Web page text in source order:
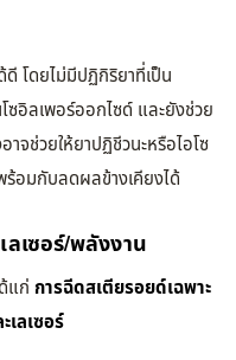
โดยไม่มีปฏิกิริยาที่เป็น
ซอิลเพอร์ออกไซด์ และยังช่วย
จช่วยให้ยาปฏิชีวนะหรือไอโซ
ร้อมกับลดผลข้างเคียงได้
เซอร์/พลังงาน
แก่ การฉีดสเตียรอยด์เฉพาะ
ลเซอร์